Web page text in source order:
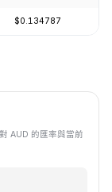
$0.134787
AUD 的匯率與當前